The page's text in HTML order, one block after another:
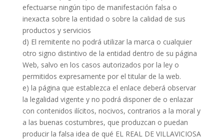
efectuarse ningún tipo de manifestación falsa o
inexacta sobre la entidad o sobre la calidad de sus
productos y servicios
d) El remitente no podrá utilizar la marca o cualquier
otro signo distintivo de la entidad dentro de su página
Web, salvo en los casos autorizados por la ley o
permitidos expresamente por el titular de la web.
e) la página que establezca el enlace deberá observar
la legalidad vigente y no podrá disponer de o enlazar
con contenidos ilícitos, nocivos, contrarios a la moral y
a las buenas costumbres, que produzcan o puedan
producir la falsa idea de qué EL REAL DE VILLAVICIOSA